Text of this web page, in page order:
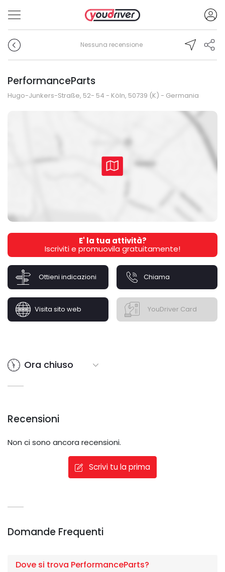
Nessuna recensione
PerformanceParts
Hugo-Junkers-Straße, 52- 54 - Köln, 50739 (K) - Germania
E' la tua attività?
Iscriviti e promuovila gratuitamente!
Ottieni indicazioni Chiama
Visita sito web YouDriver Card
Ora chiuso
Recensioni
Non ci sono ancora recensioni.
Scrivi tu la prima
Domande Frequenti
Dove si trova PerformanceParts?